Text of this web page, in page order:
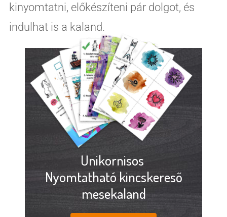
kinyomtatni, előkészíteni pár dolgot, és
indulhat is a kaland.
Unikornisos
Nyomtatható kincskereső
mesekaland